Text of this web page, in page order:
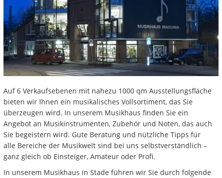
Auf 6 Verkaufsebenen mit nahezu 1000 qm Ausstellungsfläche
bieten wir Ihnen ein musikalisches Vollsortiment, das Sie
überzeugen wird. In unserem Musikhaus finden Sie ein
Angebot an Musikinstrumenten, Zubehör und Noten, das auch
Sie begeistern wird. Gute Beratung und nützliche Tipps für
alle Bereiche der Musikwelt sind bei uns selbstverständlich –
ganz gleich ob Einsteiger, Amateur oder Profi.
In unserem Musikhaus in Stade führen wir Sie durch folgende